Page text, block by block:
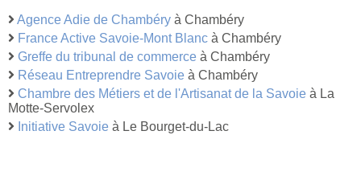
Agence Adie de Chambéry à Chambéry
France Active Savoie-Mont Blanc à Chambéry
Greffe du tribunal de commerce à Chambéry
Réseau Entreprendre Savoie à Chambéry
Chambre des Métiers et de l'Artisanat de la Savoie à La
Motte-Servolex
Initiative Savoie à Le Bourget-du-Lac